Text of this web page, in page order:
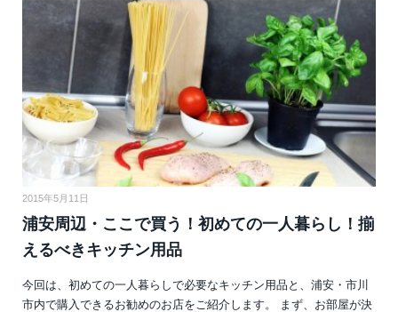
2015年5月11日
浦安周辺・ここで買う！初めての一人暮らし！揃
えるべきキッチン用品
今回は、初めての一人暮らしで必要なキッチン用品と、浦安・市川
市内で購入できるお勧めのお店をご紹介します。 まず、お部屋が決